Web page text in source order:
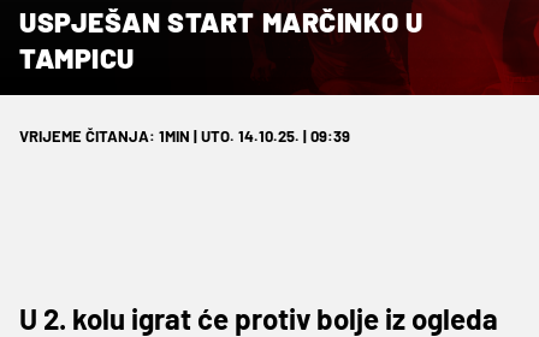
USPJEŠAN START MARČINKO U
TAMPICU
VRIJEME ČITANJA: 1MIN | UTO. 14.10.25. | 09:39
U 2. kolu igrat će protiv bolje iz ogleda